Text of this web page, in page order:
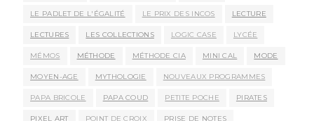
LE PADLET DE L'ÉGALITÉ LE PRIX DES INCOS LECTURE
LECTURES LES COLLECTIONS LOGIC CASE LYCÉE
MÉMOS MÉTHODE MÉTHODE CIA MINI CAL MODE
MOYEN-AGE MYTHOLOGIE NOUVEAUX PROGRAMMES
PAPA BRICOLE PAPA COUD PETITE POCHE PIRATES
PIXEL ART POINT DE CROIX PRISE DE NOTES